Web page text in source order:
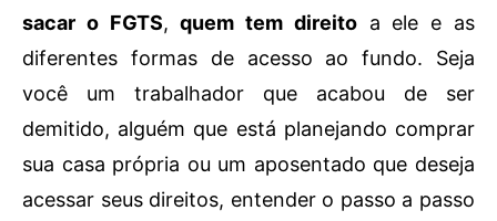
sacar o FGTS,quem tem direitoa ele e as
diferentes formas de acesso ao fundo. Seja
você um trabalhador que acabou de ser
demitido, alguém que está planejando comprar
sua casa própria ou um aposentado que deseja
acessar seus direitos, entender o passo a passo